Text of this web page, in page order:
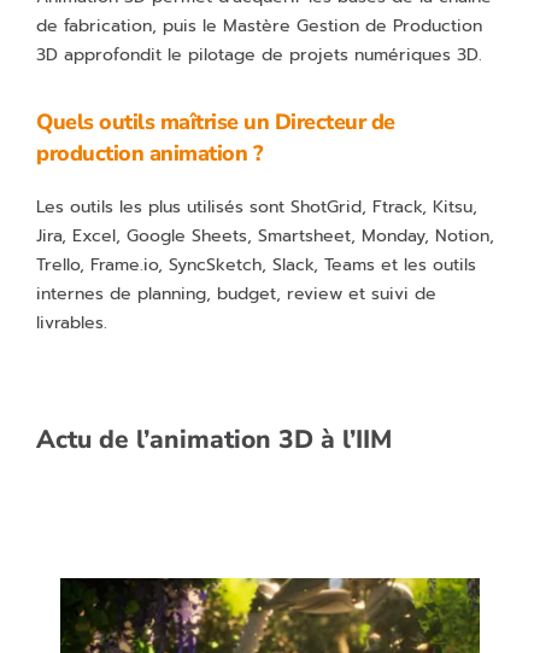
de fabrication, puis le Mastère Gestion de Production
3D approfondit le pilotage de projets numériques 3D.
Quels outils maîtrise un Directeur de
production animation ?
Les outils les plus utilisés sont ShotGrid, Ftrack, Kitsu,
Jira, Excel, Google Sheets, Smartsheet, Monday, Notion,
Trello, Frame.io, SyncSketch, Slack, Teams et les outils
internes de planning, budget, review et suivi de
livrables.
Actu de l’animation 3D à l’IIM